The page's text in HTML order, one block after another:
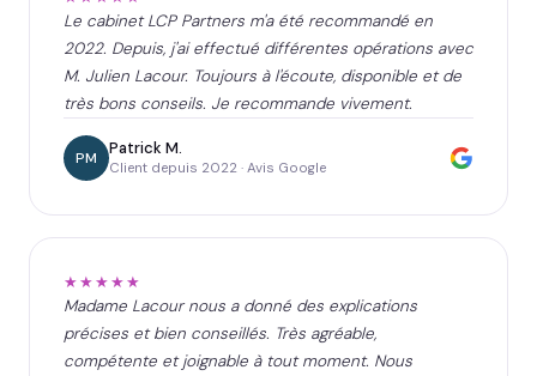
Le cabinet LCP Partners m'a été recommandé en
2022. Depuis, j'ai effectué différentes opérations avec
M. Julien Lacour. Toujours à l'écoute, disponible et de
très bons conseils. Je recommande vivement.
PM Patrick M.
Client depuis 2022 · Avis Google
★★★★★
Madame Lacour nous a donné des explications
précises et bien conseillés. Très agréable,
compétente et joignable à tout moment. Nous